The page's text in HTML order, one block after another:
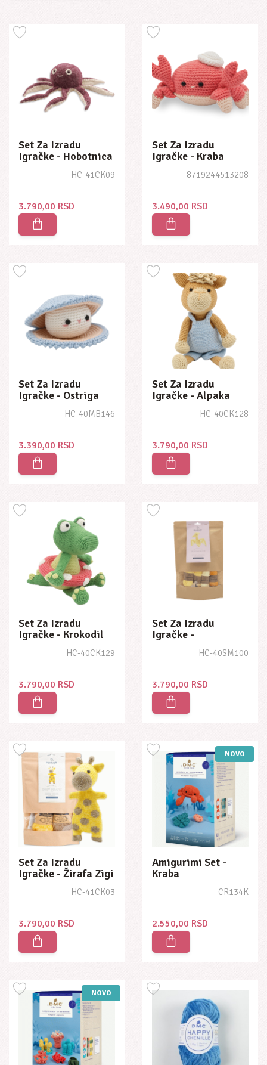
Set Za Izradu
Igračke - Hobotnica
HC-41CK09
3.790,00 RSD
Set Za Izradu
Igračke - Kraba
8719244513208
3.490,00 RSD
Set Za Izradu
Igračke - Ostriga
HC-40MB146
3.390,00 RSD
Set Za Izradu
Igračke - Alpaka
HC-40CK128
3.790,00 RSD
Set Za Izradu
Igračke - Krokodil
HC-40CK129
3.790,00 RSD
Set Za Izradu
Igračke -
HC-40SM100
3.790,00 RSD
Set Za Izradu
Igračke - Žirafa Zigi
HC-41CK03
3.790,00 RSD
NOVO
Amigurimi Set -
Kraba
CR134K
2.550,00 RSD
NOVO